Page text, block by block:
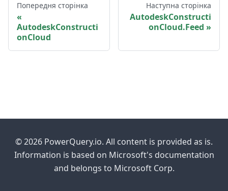
Попередня сторінка
AutodeskConstructi
onCloud
Наступна сторінка
AutodeskConstructi
onCloud.Feed
© 2026 PowerQuery.io. All content is provided as is.
Information is based on Microsoft's documentation
and belongs to Microsoft Corp.